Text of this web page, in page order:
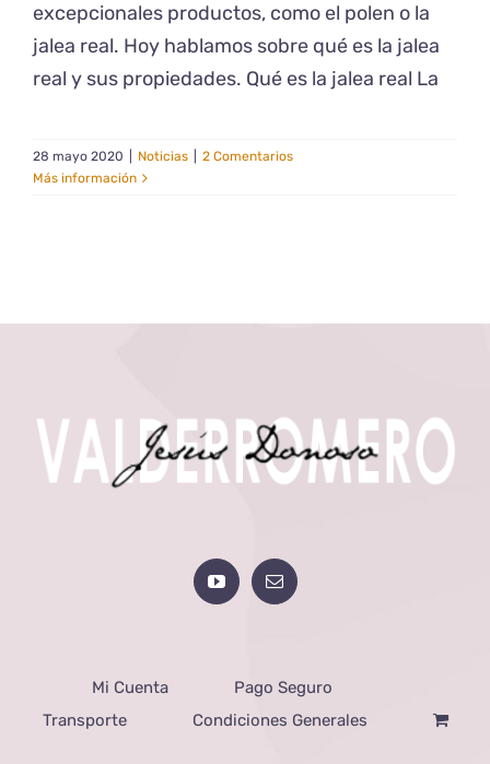
excepcionales productos, como el polen o la
jalea real. Hoy hablamos sobre qué es la jalea
real y sus propiedades. Qué es la jalea real La
28 mayo 2020 Noticias
2 Comentarios
Más información
Mi Cuenta
Pago Seguro
Transporte
Condiciones Generales